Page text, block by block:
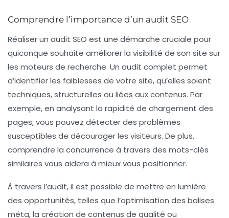
Comprendre l’importance d’un audit SEO
Réaliser un audit SEO est une démarche cruciale pour
quiconque souhaite améliorer la visibilité de son site sur
les moteurs de recherche. Un audit complet permet
d’identifier les faiblesses de votre site, qu’elles soient
techniques, structurelles ou liées aux contenus. Par
exemple, en analysant la rapidité de chargement des
pages, vous pouvez détecter des problèmes
susceptibles de décourager les visiteurs. De plus,
comprendre la concurrence à travers des mots-clés
similaires vous aidera à mieux vous positionner.
À travers l’audit, il est possible de mettre en lumière
des opportunités, telles que l’optimisation des balises
méta, la création de contenus de qualité ou